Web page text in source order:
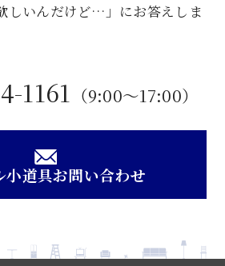
しいんだけど…」にお答えしま
1161 （9:00〜17:00）
小道具お問い合わせ